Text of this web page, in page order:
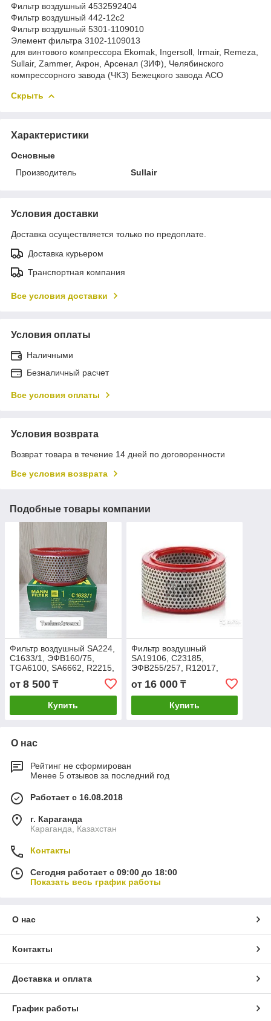
Фильтр воздушный 4532592404
Фильтр воздушный 442-12с2
Фильтр воздушный 5301-1109010
Элемент фильтра 3102-1109013
для винтового компрессора Ekomak, Ingersoll, Irmair, Remeza,
Sullair, Zammer, Акрон, Арсенал (ЗИФ), Челябинского
компрессорного завода (ЧКЗ) Бежецкого завода АСО
Скрыть
Характеристики
Основные
Производитель
Sullair
Условия доставки
Доставка осуществляется только по предоплате.
Доставка курьером
Транспортная компания
Все условия доставки
Условия оплаты
Наличными
Безналичный расчет
Все условия оплаты
Условия возврата
Возврат товара в течение 14 дней по договоренности
Все условия возврата
Подобные товары компании
Фильтр воздушный SA224,
С1633/1, ЭФВ160/75,
TGA6100, SA6662, R2215,
AP31572, SA7193,
1311121000, 211406
от 8 500 ₸
Купить
Фильтр воздушный
SA19106, C23185,
ЭФВ255/257, R12017,
SA6673, 10296,
AP00018R, MKN000975,
1311121200, NA123860
от 16 000₸
Купить
О нас
Рейтинг не сформирован
Менее 5 отзывов за последний год
Работает с 16.08.2018
г. Караганда
Караганда, Казахстан
Контакты
Сегодня работает с 09:00 до 18:00
Показать весь график работы
О нас
Контакты
Доставка и оплата
График работы